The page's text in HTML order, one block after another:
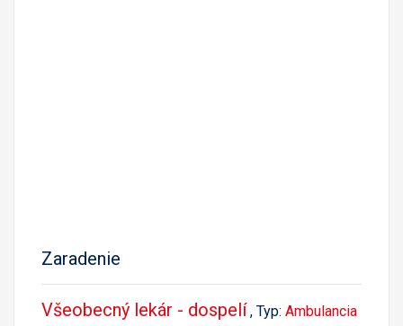
Zaradenie
Všeobecný lekár - dospelí , Typ: Ambulancia